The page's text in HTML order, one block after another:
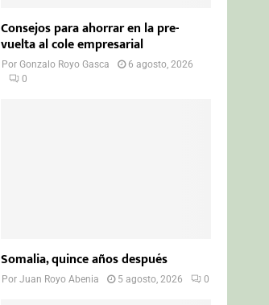
Consejos para ahorrar en la pre-
vuelta al cole empresarial
PorGonzalo Royo Gasca
6 agosto, 2026
0
Somalia, quince años después
PorJuan Royo Abenia 5 agosto, 2026 0